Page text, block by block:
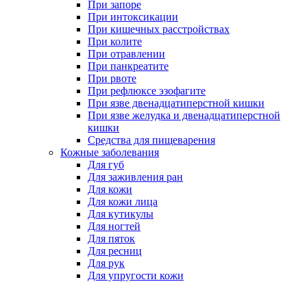
При запоре
При интоксикации
При кишечных расстройствах
При колите
При отравлении
При панкреатите
При рвоте
При рефлюксе эзофагите
При язве двенадцатиперстной кишки
При язве желудка и двенадцатиперстной
кишки
Средства для пищеварения
Кожные заболевания
Для губ
Для заживления ран
Для кожи
Для кожи лица
Для кутикулы
Для ногтей
Для пяток
Для ресниц
Для рук
Для упругости кожи